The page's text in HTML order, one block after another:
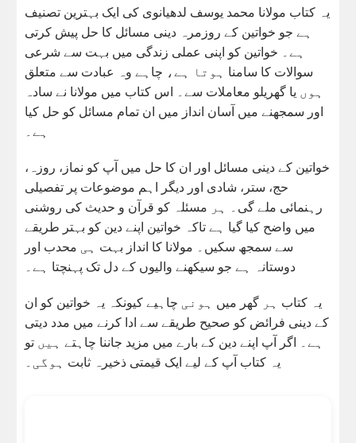
یہ کتاب مولانا محمد یوسف لدھیانوی کی ایک بہترین تصنیف
ہے جو خواتین کے روزمرہ دینی مسائل کا حل پیش کرتی
ہے۔ خواتین کو اپنی عملی زندگی میں بہت سے شرعی
سوالات کا سامنا ہوتا ہے، چاہے وہ عبادت سے متعلق
ہوں یا گھریلو معاملات سے۔ اس کتاب میں مولانا نے سادہ
اور سمجھنے میں آسان انداز میں ان تمام مسائل کو حل کیا
ہے۔
خواتین کے دینی مسائل اور ان کا حل میں آپ کو نماز، روزہ،
حج، ستر، شادی اور دیگر اہم موضوعات پر تفصیلی
رہنمائی ملے گی۔ ہر مسئلہ کو قرآن و حدیث کی روشنی
میں واضح کیا گیا ہے تاکہ خواتین اپنے دین کو بہتر طریقے
سے سمجھ سکیں۔ مولانا کا انداز بہت ہی محدب اور
دوستانہ ہے جو سیکھنے والیوں کے دل تک پہنچتا ہے۔
یہ کتاب ہر گھر میں ہونی چاہیے کیونکہ یہ خواتین کو ان
کے دینی فرائض کو صحیح طریقے سے ادا کرنے میں مدد دیتی
ہے۔ اگر آپ اپنے دین کے بارے میں مزید جاننا چاہتے ہیں تو
یہ کتاب آپ کے لیے ایک قیمتی ذخیرہ ثابت ہوگی۔